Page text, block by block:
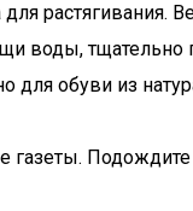
воды, тщательно
обуви из
Подождите